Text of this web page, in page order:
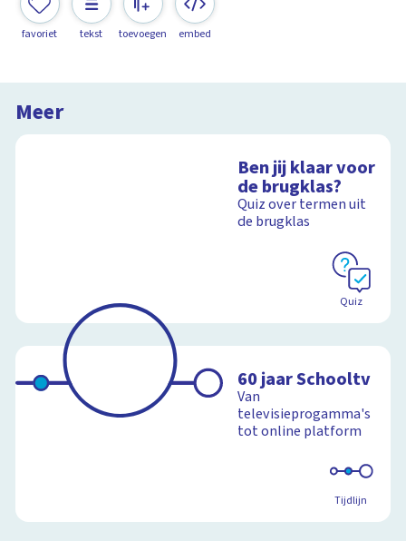
favoriet tekst toevoegen embed
Meer
Ben jij klaar voor
de brugklas?
Quiz over termen uit
de brugklas
Quiz
60 jaar Schooltv
Van
televisieprogamma's
tot online platform
Tijdlijn